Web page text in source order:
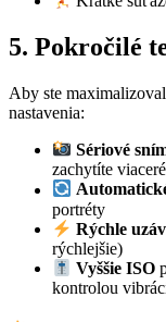
5. Pokročilé
Aby ste
nastavenia:
Sériové
zachytíte
portréty
Rýchle
rýchlejšie)
Vyššie ISO
kontrolou